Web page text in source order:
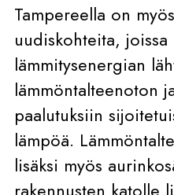
Tampereella on
uudiskohteita, joissa
lämmitysenergian
lämmöntalteenoton
paalutuksiin
lämpöä.
lisäksi myös